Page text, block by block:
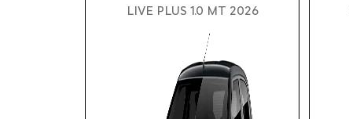
LIVE PLUS 1.0 MT 2026